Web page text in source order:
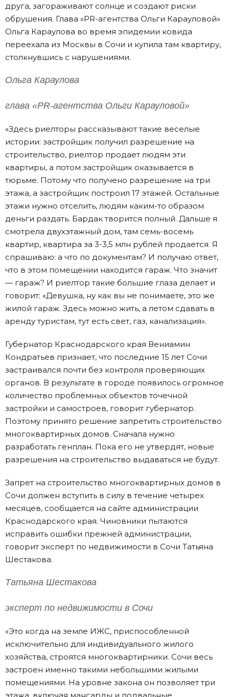
друга, загораживают солнце и создают риски
обрушения. Глава «PR-агентства Ольги Карауловой»
Ольга Караулова во время эпидемии ковида
переехала из Москвы в Сочи и купила там квартиру,
столкнувшись с нарушениями.
Ольга Караулова
глава «PR-агентства Ольги Карауловой»
«Здесь риелторы рассказывают такие веселые
истории: застройщик получил разрешение на
строительство, риелтор продает людям эти
квартиры, а потом застройщик оказывается в
тюрьме. Потому что получено разрешение на три
этажа, а застройщик построил 17 этажей. Остальные
этажи нужно отселить, людям каким-то образом
деньги раздать. Бардак творится полный. Дальше я
смотрела двухэтажный дом, там семь-восемь
квартир, квартира за 3-3,5 млн рублей продается. Я
спрашиваю: а что по документам? И получаю ответ,
что в этом помещении находится гараж. Что значит
— гараж? И риелтор такие большие глаза делает и
говорит: «Девушка, ну как вы не понимаете, это же
жилой гараж. Здесь можно жить, а летом сдавать в
аренду туристам, тут есть свет, газ, канализация».
Губернатор Краснодарского края Вениамин
Кондратьев признает, что последние 15 лет Сочи
застраивался почти без контроля проверяющих
органов. В результате в городе появилось огромное
количество проблемных объектов точечной
застройки и самостроев, говорит губернатор.
Поэтому принято решение запретить строительство
многоквартирных домов. Сначала нужно
разработать генплан. Пока его не утвердят, новые
разрешения на строительство выдаваться не будут.
Запрет на строительство многоквартирных домов в
Сочи должен вступить в силу в течение четырех
месяцев, сообщается на сайте администрации
Краснодарского края. Чиновники пытаются
исправить ошибки прежней администрации,
говорит эксперт по недвижимости в Сочи Татьяна
Шестакова.
Татьяна Шестакова
эксперт по недвижимости в Сочи
«Это когда на земле ИЖС, приспособленной
исключительно для индивидуального жилого
хозяйства, строятся многоквартирники. Сочи весь
застроен именно такими небольшими жилыми
помещениями. На уровне закона он позволяет три